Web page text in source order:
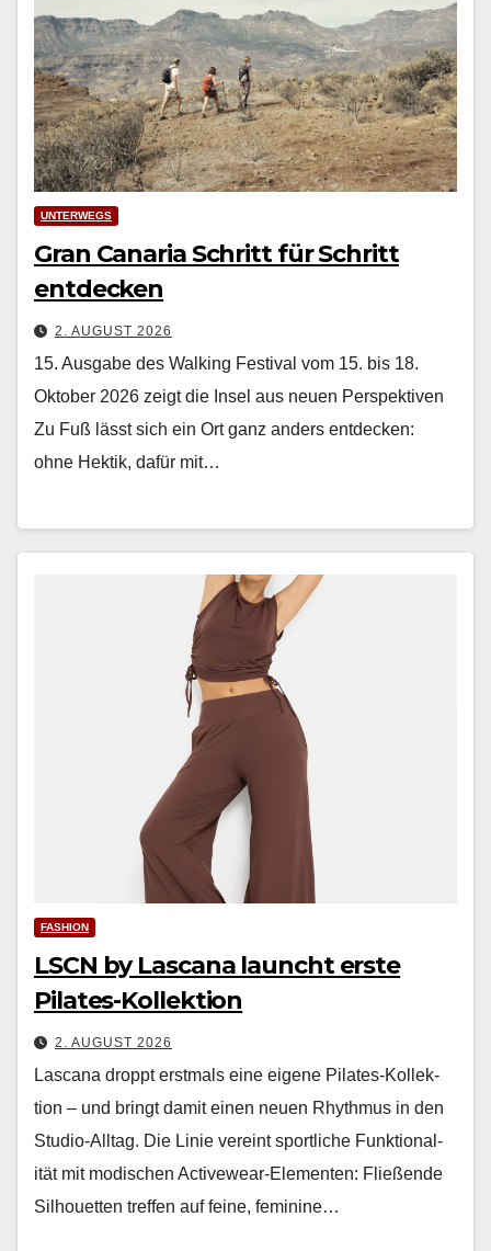
UNTERWEGS
Gran Canaria Schritt für Schritt
entdecken
2. AUGUST 2026
15. Ausgabe des Walking Festival vom 15. bis 18.
Oktober 2026 zeigt die Insel aus neuen Perspektiven
Zu Fuß lässt sich ein Ort ganz anders ent­deck­en:
ohne Hek­tik, dafür mit…
FASHION
LSCN by Lascana launcht erste
Pilates-Kollektion
2. AUGUST 2026
Las­cana droppt erst­mals eine eigene Pilates-Kollek­
tion – und bringt damit einen neuen Rhyth­mus in den
Stu­dio-All­t­ag. Die Lin­ie vere­int sportliche Funk­tion­al­
ität mit modis­chen Activewear-Ele­menten: Fließende
Sil­hou­et­ten tre­f­fen auf feine, fem­i­nine…